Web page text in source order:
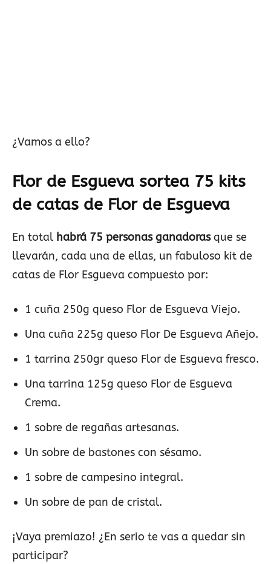
¿Vamos a ello?
Flor de Esgueva sortea 75 kits
de catas de Flor de Esgueva
En total habrá 75 personas ganadorasque se
llevarán, cada una de ellas, un fabuloso kit de
catas de Flor Esgueva compuesto por:
1 cuña 250g queso Flor de Esgueva Viejo.
Una cuña 225g queso Flor De Esgueva Añejo.
1 tarrina 250gr queso Flor de Esgueva fresco.
Una tarrina 125g queso Flor de Esgueva
Crema.
1 sobre de regañas artesanas.
Un sobre de bastones con sésamo.
1 sobre de campesino integral.
Un sobre de pan de cristal.
¡Vaya premiazo! ¿En serio te vas a quedar sin
participar?